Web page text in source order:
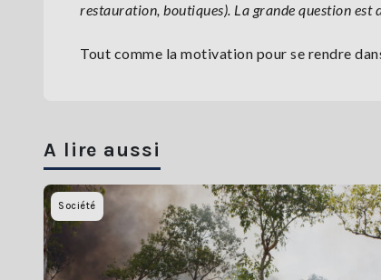
restauration, boutiques). La grande question est
Tout comme la motivation pour se rendre
A lire aussi
Société